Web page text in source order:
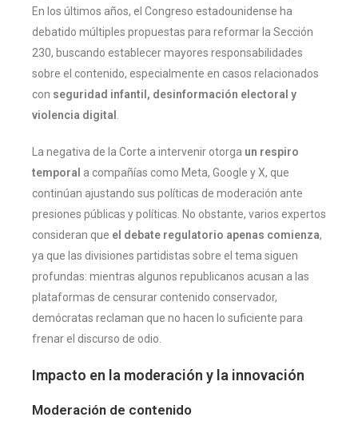
En los últimos años, el Congreso estadounidense ha
debatido múltiples propuestas para reformar la Sección
230, buscando establecer mayores responsabilidades
sobre el contenido, especialmente en casos relacionados
con seguridad infantil, desinformación electoral y
violencia digital
La negativa de la Corte a intervenir otorga un respiro
temporal a compañías como Meta, Google y X, que
continúan ajustando sus políticas de moderación ante
presiones públicas y políticas. No obstante, varios expertos
consideran que el debate regulatorio apenas comienza,
ya que las divisiones partidistas sobre el tema siguen
profundas: mientras algunos republicanos acusan a las
plataformas de censurar contenido conservador,
demócratas reclaman que no hacen lo suficiente para
frenar el discurso de odio.
Impacto en la moderación y la innovación
Moderación de contenido